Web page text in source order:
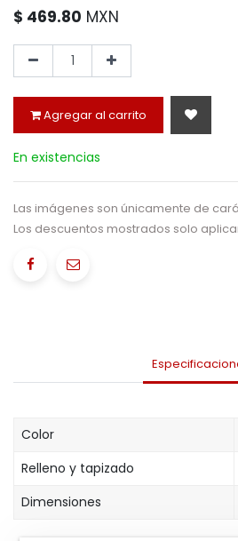
$ 469.80 MXN
Agregar al carrito
En existencias
Las imágenes son únicamente de
Los descuentos mostrados solo
Color
Relleno y tapizado
Dimensiones